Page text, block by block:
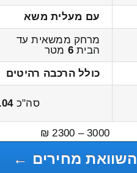
עם מעלית משא
מרחק ממשאית עד
הבית6 מטר
כולל הרכבה רהיטים
סה"כ
3000 – 2300 ₪
השוואת מחירים ←